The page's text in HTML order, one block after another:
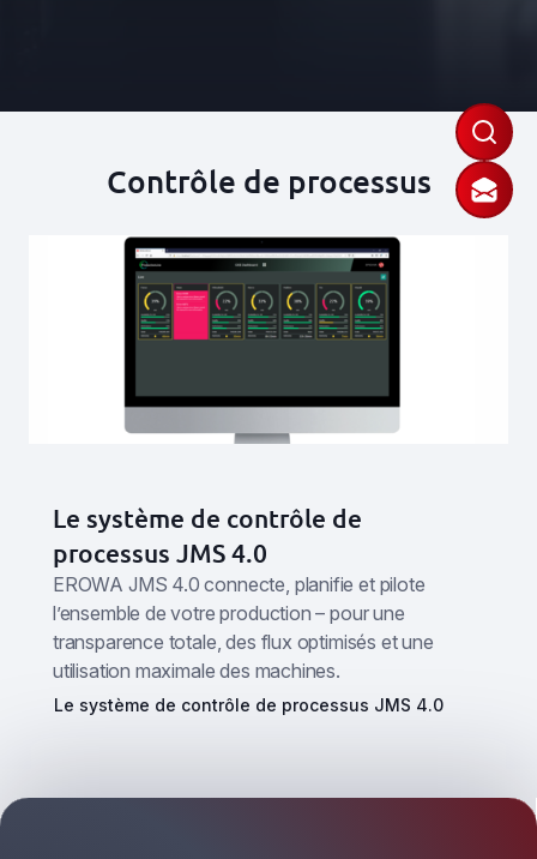
Contrôle de processus
Le système de contrôle de
processus JMS 4.0
EROWA JMS 4.0 connecte, planifie et pilote
l’ensemble de votre production – pour une
transparence totale, des flux optimisés et une
utilisation maximale des machines.
Le système de contrôle de processus JMS 4.0